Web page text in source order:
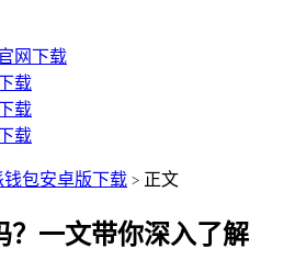
网下载
载
载
载
钱包安卓版下载 > 正文
？一文带你深入了解